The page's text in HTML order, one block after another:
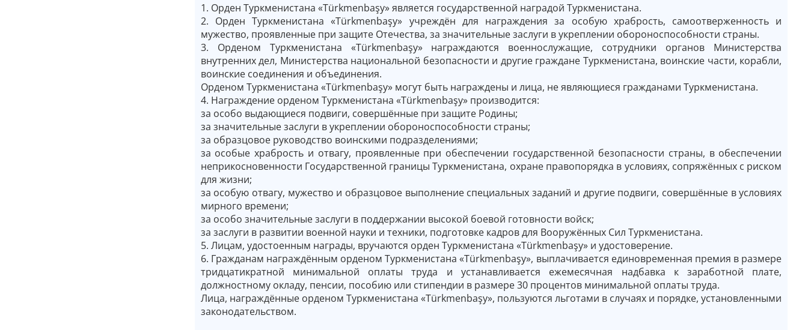
1. Орден Туркменистана «Türkmenbaşy» является государственной наградой Туркменистана.
2. Орден Туркменистана «Türkmenbaşy» учреждён для награждения за особую храбрость, самоотверженность и
мужество, проявленные при защите Отечества, за значительные заслуги в укреплении обороноспособности страны.
3. Орденом Туркменистана «Türkmenbaşy» награждаются военнослужащие, сотрудники органов Министерства
внутренних дел, Министерства национальной безопасности и другие граждане Туркменистана, воинские части, корабли,
воинские соединения и объединения.
Орденом Туркменистана «Türkmenbaşy» могут быть награждены и лица, не являющиеся гражданами Туркменистана.
4. Награждение орденом Туркменистана «Türkmenbaşy» производится:
за особо выдающиеся подвиги, совершённые при защите Родины;
за значительные заслуги в укреплении обороноспособности страны;
за образцовое руководство воинскими подразделениями;
за особые храбрость и отвагу, проявленные при обеспечении государственной безопасности страны, в обеспечении
неприкосновенности Государственной границы Туркменистана, охране правопорядка в условиях, сопряжённых с риском
для жизни;
за особую отвагу, мужество и образцовое выполнение специальных заданий и другие подвиги, совершённые в условиях
мирного времени;
за особо значительные заслуги в поддержании высокой боевой готовности войск;
за заслуги в развитии военной науки и техники, подготовке кадров для Вооружённых Сил Туркменистана.
5. Лицам, удостоенным награды, вручаются орден Туркменистана «Türkmenbaşy» и удостоверение.
6. Гражданам награждённым орденом Туркменистана «Türkmenbaşy», выплачивается единовременная премия в размере
тридцатикратной минимальной оплаты труда и устанавливается ежемесячная надбавка к заработной плате,
должностному окладу, пенсии, пособию или стипендии в размере 30 процентов минимальной оплаты труда.
Лица, награждённые орденом Туркменистана «Türkmenbaşy», пользуются льготами в случаях и порядке, установленными
законодательством.